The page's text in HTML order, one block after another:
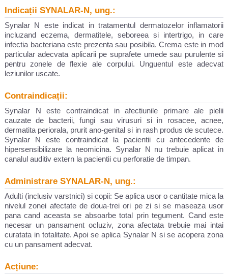
Indicații SYNALAR-N, ung.:
Synalar N este indicat in tratamentul dermatozelor inflamatorii
incluzand eczema, dermatitele, seboreea si intertrigo, in care
infectia bacteriana este prezenta sau posibila. Crema este in mod
particular adecvata aplicarii pe suprafete umede sau purulente si
pentru zonele de flexie ale corpului. Unguentul este adecvat
leziunilor uscate.
Contraindicații:
Synalar N este contraindicat in afectiunile primare ale pielii
cauzate de bacterii, fungi sau virusuri si in rosacee, acnee,
dermatita periorala, prurit ano-genital si in rash produs de scutece.
Synalar N este contraindicat la pacientii cu antecedente de
hipersensibilizare la neomicina. Synalar N nu trebuie aplicat in
canalul auditiv extern la pacientii cu perforatie de timpan.
Administrare SYNALAR-N, ung.:
Adulti (inclusiv varstnici) si copii: Se aplica usor o cantitate mica la
nivelul zonei afectate de doua-trei ori pe zi si se maseaza usor
pana cand aceasta se absoarbe total prin tegument. Cand este
necesar un pansament ocluziv, zona afectata trebuie mai intai
curatata in totalitate. Apoi se aplica Synalar N si se acopera zona
cu un pansament adecvat.
Acțiune: